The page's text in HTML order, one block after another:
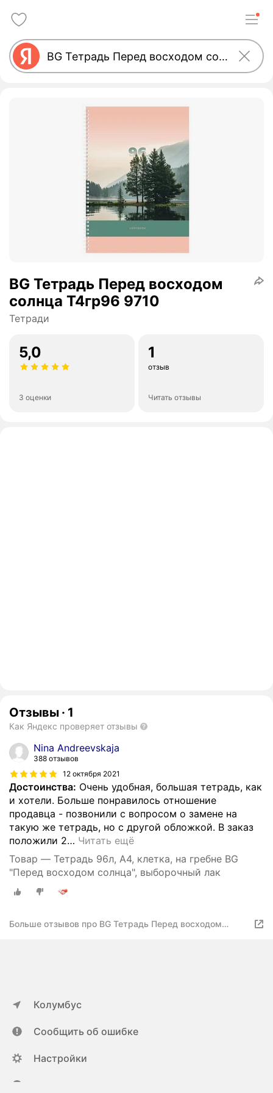
BG Тетрадь Перед восходом
солнца Т4гр96 9710
Тетради
5,0
3 оценки
1
отзыв
Читать отзывы
Отзывы · 1
Как Яндекс проверяет отзывы
Nina Andreevskaja
388 отзывов
12 октября 2021
Достоинства: Очень удобная, большая тетрадь, как
и хотели. Больше понравилось отношение
продавца - позвонили с вопросом о замене на
такую же тетрадь, но с другой обложкой. В заказ
положили 2… Читать ещё
Товар — Тетрадь 96л, А4, клетка, на гребне BG
"Перед восходом солнца", выборочный лак
Больше отзывов про BG Тетрадь Перед восходом
Колумбус
Сообщить об ошибке
Настройки